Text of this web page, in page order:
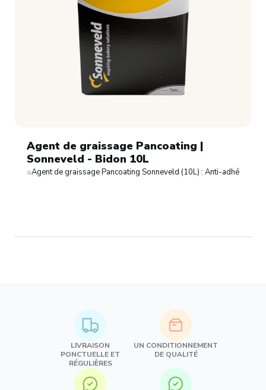
Agent de graissage Pancoating |
Sonneveld - Bidon 10L
Agent de graissage Pancoating Sonneveld (10L) : Anti-
LIVRAISON
PONCTUELLE ET
RÉGULIÈRES
UN CONDITIONNEMENT
DE QUALITÉ